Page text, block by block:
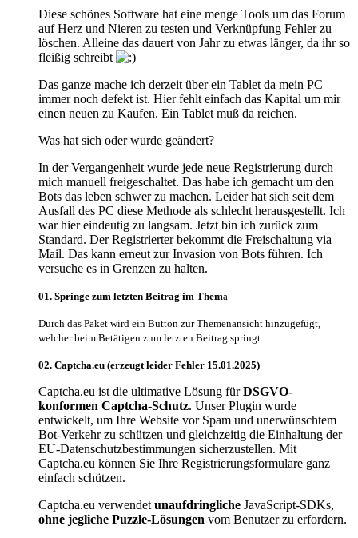
Diese schönes Software hat eine menge Tools um das Forum
auf Herz und Nieren zu testen und Verknüpfung Fehler zu
löschen. Alleine das dauert von Jahr zu etwas länger, da ihr so
fleißig schreibt
Das ganze mache ich derzeit über ein Tablet da mein PC
immer noch defekt ist. Hier fehlt einfach das Kapital um mir
einen neuen zu Kaufen. Ein Tablet muß da reichen.
Was hat sich oder wurde geändert?
In der Vergangenheit wurde jede neue Registrierung durch
mich manuell freigeschaltet. Das habe ich gemacht um den
Bots das leben schwer zu machen. Leider hat sich seit dem
Ausfall des PC diese Methode als schlecht herausgestellt. Ich
war hier eindeutig zu langsam. Jetzt bin ich zurück zum
Standard. Der Registrierter bekommt die Freischaltung via
Mail. Das kann erneut zur Invasion von Bots führen. Ich
versuche es in Grenzen zu halten.
01. Springe zum letzten Beitrag im Thema
Durch das Paket wird ein Button zur Themenansicht hinzugefügt,
welcher beim Betätigen zum letzten Beitrag springt.
02. Captcha.eu (erzeugt leider Fehler 15.01.2025)
Captcha.eu ist die ultimative Lösung fürDSGVO-
konformen Captcha-Schutz. Unser Plugin wurde
entwickelt, um Ihre Website vor Spam und unerwünschtem
Bot-Verkehr zu schützen und gleichzeitig die Einhaltung der
EU-Datenschutzbestimmungen sicherzustellen. Mit
Captcha.eu können Sie Ihre Registrierungsformulare ganz
einfach schützen.
Captcha.eu verwendet unaufdringliche JavaScript-SDKs,
ohne jegliche Puzzle-Lösungen vom Benutzer zu erfordern.